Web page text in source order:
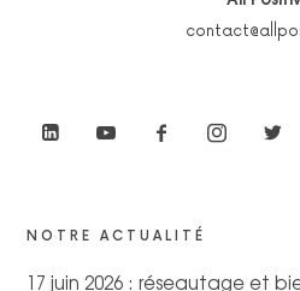
NOTRE ACTUALITÉ
17 juin 2026 : réseautage et